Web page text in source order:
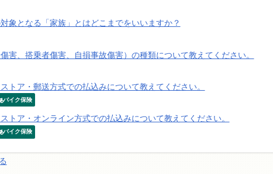
象となる「家族」とはどこまでをいいますか？
害、搭乗者傷害、自損事故傷害）の種類について教えてください。
トア・郵送方式での払込みについて教えてください。
バイク保険
トア・オンライン方式での払込みについて教えてください。
バイク保険